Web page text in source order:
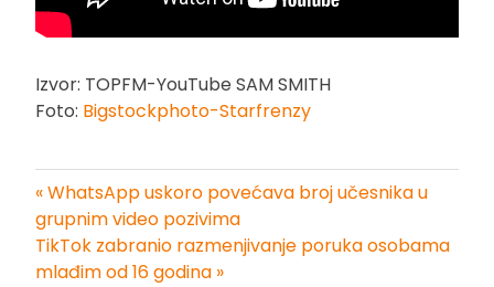
Izvor: TOPFM-YouTube SAM SMITH
Foto: Bigstockphoto-Starfrenzy
Kretanje
članka
« WhatsApp uskoro povećava broj učesnika u
grupnim video pozivima
TikTok zabranio razmenjivanje poruka osobama
mlađim od 16 godina »